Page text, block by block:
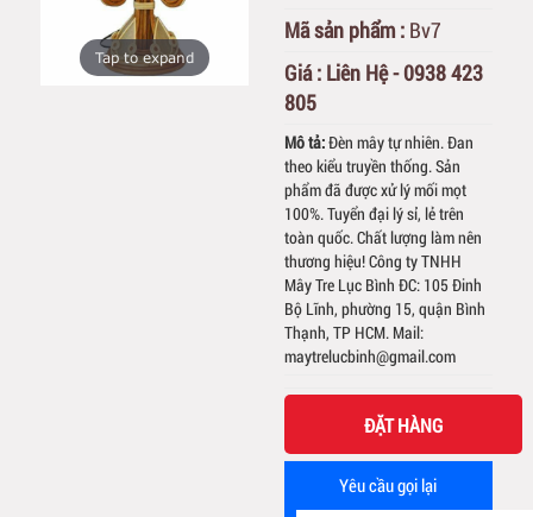
Tap to expand
Mã sản phẩm : Bv7
Giá : Liên Hệ - 0938 423
805
Mô tả:Đèn mây tự nhiên. Đan
theo kiểu truyền thống. Sản
phẩm đã được xử lý mối mọt
100%. Tuyển đại lý sỉ, lẻ trên
toàn quốc. Chất lượng làm nên
thương hiệu! Công ty TNHH
Mây Tre Lục Bình ĐC: 105 Đinh
Bộ Lĩnh, phường 15, quận Bình
Thạnh, TP HCM. Mail:
maytrelucbinh@gmail.com
ĐẶT HÀNG
Yêu cầu gọi lại